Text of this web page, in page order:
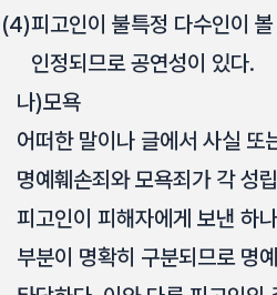
(4)피고인이 불특정 다수인이
인정되므로 공연성이 있다.
나)모욕
어떠한 말이나 글에서 사실 또
명예훼손죄와 모욕죄가 각 성
피고인이 피해자에게 보낸 하
부분이 명확히 구분되므로 명